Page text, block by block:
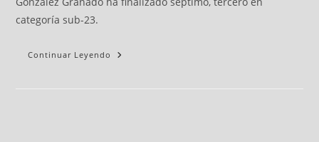
categoría sub-23.
Continuar Leyendo